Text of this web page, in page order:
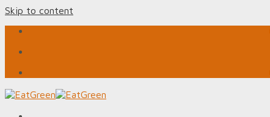
Skip to content